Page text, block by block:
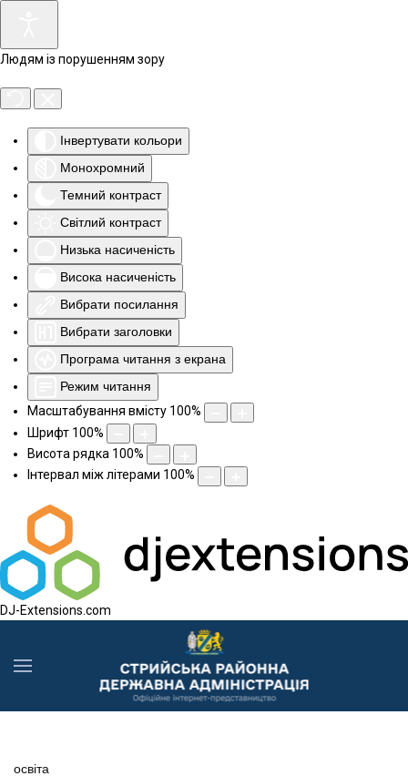
Людям із порушенням зору
Інвертувати кольори
Монохромний
Темний контраст
Світлий контраст
Низька насиченість
Висока насиченість
Вибрати посилання
Вибрати заголовки
Програма читання з екрана
Режим читання
Масштабування вмісту 100%
Шрифт 100%
Висота рядка 100%
Інтервал між літерами 100%
DJ-Extensions.com